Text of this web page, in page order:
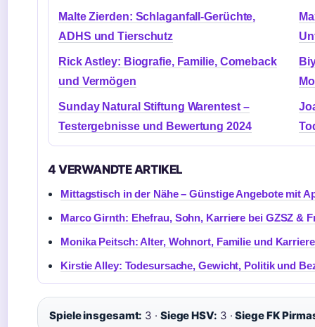
Malte Zierden: Schlaganfall-Gerüchte,
ADHS und Tierschutz
Rick Astley: Biografie, Familie, Comeback
und Vermögen
Sunday Natural Stiftung Warentest –
Testergebnisse und Bewertung 2024
4 VERWANDTE ARTIKEL
Mittagstisch in der Nähe – Günstige Angebote mit
Marco Girnth: Ehefrau, Sohn, Karriere bei GZSZ &
Monika Peitsch: Alter, Wohnort, Familie und Karriere
Kirstie Alley: Todesursache, Gewicht, Politik und
Spiele insgesamt: 3 · Siege HSV: 3 ·Siege FK